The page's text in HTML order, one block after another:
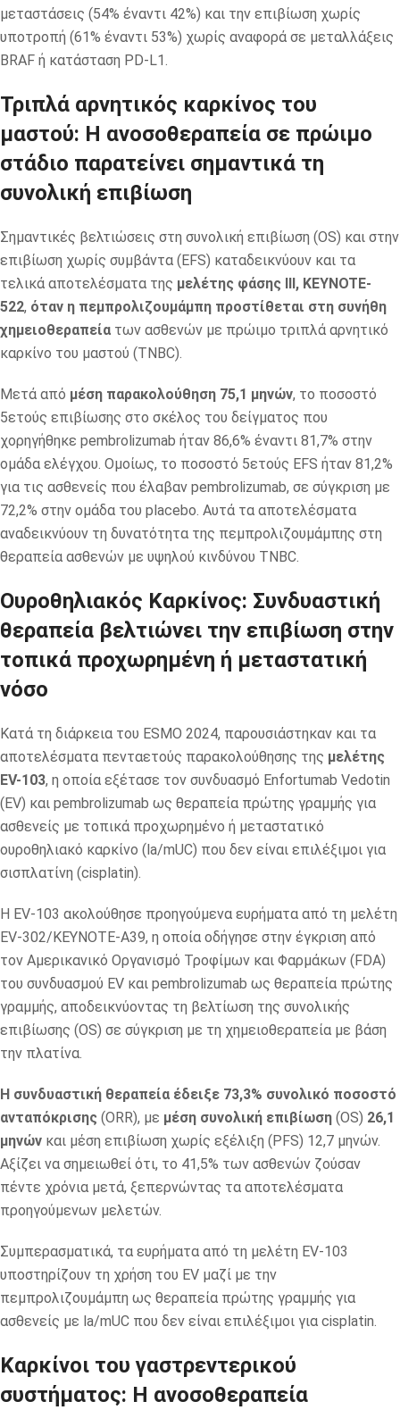
μεταστάσεις (54% έναντι 42%) και την επιβίωση χωρίς
υποτροπή (61% έναντι 53%) χωρίς αναφορά σε μεταλλάξεις
BRAF ή κατάσταση PD-L1.
Τριπλά αρνητικός καρκίνος του
μαστού: Η ανοσοθεραπεία σε πρώιμο
στάδιο παρατείνει σημαντικά τη
συνολική επιβίωση
Σημαντικές βελτιώσεις στη συνολική επιβίωση (OS) και στην
επιβίωση χωρίς συμβάντα (EFS) καταδεικνύουν και τα
τελικά αποτελέσματα της μελέτης φάσης ΙΙΙ, KEYNOTE-
522, όταν η πεμπρολιζουμάμπη προστίθεται στη συνήθη
χημειοθεραπεία των ασθενών με πρώιμο τριπλά αρνητικό
καρκίνο του μαστού (TNBC).
Μετά από μέση παρακολούθηση 75,1 μηνών, το ποσοστό
5ετούς επιβίωσης στο σκέλος του δείγματος που
χορηγήθηκε pembrolizumab ήταν 86,6% έναντι 81,7% στην
ομάδα ελέγχου. Ομοίως, το ποσοστό 5ετούς EFS ήταν 81,2%
για τις ασθενείς που έλαβαν pembrolizumab, σε σύγκριση με
72,2% στην ομάδα του placebo. Αυτά τα αποτελέσματα
αναδεικνύουν τη δυνατότητα της πεμπρολιζουμάμπης στη
θεραπεία ασθενών με υψηλού κινδύνου TNBC.
Ουροθηλιακός Καρκίνος: Συνδυαστική
θεραπεία βελτιώνει την επιβίωση στην
τοπικά προχωρημένη ή μεταστατική
νόσο
Κατά τη διάρκεια του ESMO 2024, παρουσιάστηκαν και τα
αποτελέσματα πενταετούς παρακολούθησης της μελέτης
EV-103, η οποία εξέτασε τον συνδυασμό Enfortumab Vedotin
(EV) και pembrolizumab ως θεραπεία πρώτης γραμμής για
ασθενείς με τοπικά προχωρημένο ή μεταστατικό
ουροθηλιακό καρκίνο (la/mUC) που δεν είναι επιλέξιμοι για
σισπλατίνη (cisplatin).
Η EV-103 ακολούθησε προηγούμενα ευρήματα από τη μελέτη
EV-302/KEYNOTE-A39, η οποία οδήγησε στην έγκριση από
τον Αμερικανικό Οργανισμό Τροφίμων και Φαρμάκων (FDA)
του συνδυασμού EV και pembrolizumab ως θεραπεία πρώτης
γραμμής, αποδεικνύοντας τη βελτίωση της συνολικής
επιβίωσης (OS) σε σύγκριση με τη χημειοθεραπεία με βάση
την πλατίνα.
Η συνδυαστική θεραπεία έδειξε 73,3% συνολικό ποσοστό
ανταπόκρισης (ORR), με μέση συνολική επιβίωση (OS) 26,1
μηνών και μέση επιβίωση χωρίς εξέλιξη (PFS) 12,7 μηνών.
Αξίζει να σημειωθεί ότι, το 41,5% των ασθενών ζούσαν
πέντε χρόνια μετά, ξεπερνώντας τα αποτελέσματα
προηγούμενων μελετών.
Συμπερασματικά, τα ευρήματα από τη μελέτη EV-103
υποστηρίζουν τη χρήση του EV μαζί με την
πεμπρολιζουμάμπη ως θεραπεία πρώτης γραμμής για
ασθενείς με la/mUC που δεν είναι επιλέξιμοι για cisplatin.
Καρκίνοι του γαστρεντερικού
συστήματος: Η ανοσοθεραπεία